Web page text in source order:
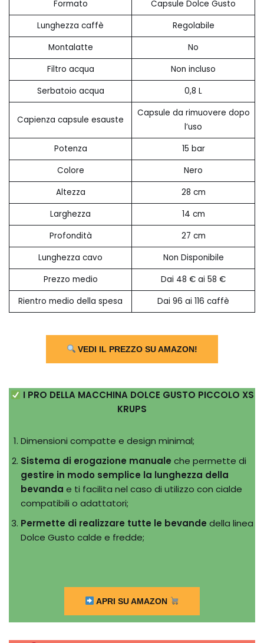
Formato
Capsule Dolce Gusto
Lunghezza caffè
Regolabile
Montalatte
No
Filtro acqua
Non incluso
Serbatoio acqua
0,8 L
Capienza capsule esauste
Capsule da rimuovere dopo
l’uso
Potenza
15 bar
Colore
Nero
Altezza
28 cm
Larghezza
14 cm
Profondità
27 cm
Lunghezza cavo
Non Disponibile
Prezzo medio
Dai 48 € ai 58 €
Rientro medio della spesa
Dai 96 ai 116 caffè
VEDI IL PREZZO SU AMAZON!
I PRO DELLA MACCHINA DOLCE GUSTO PICCOLO XS
KRUPS
Dimensioni compatte e design minimal;
Sistema di erogazione manuale che permette di
gestire in modo semplice la lunghezza della
bevanda e ti facilita nel caso di utilizzo con cialde
compatibili o adattatori;
Permette di realizzare tutte le bevande della linea
Dolce Gusto calde e fredde;
APRI SU AMAZON